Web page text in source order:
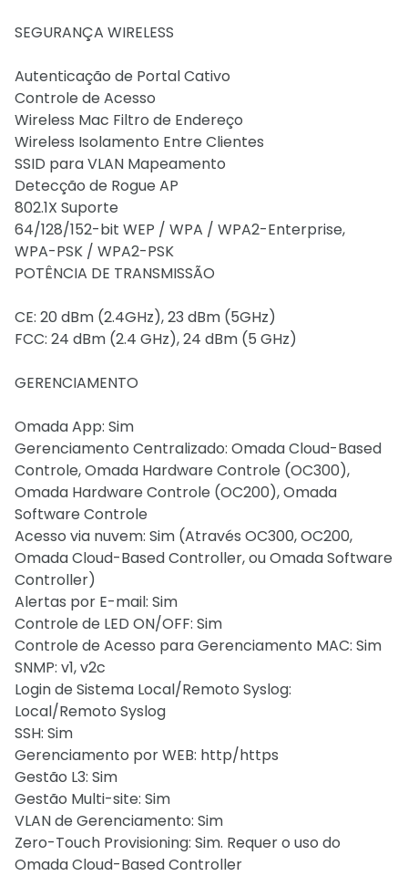
SEGURANÇA WIRELESS
Autenticação de Portal Cativo
Controle de Acesso
Wireless Mac Filtro de Endereço
Wireless Isolamento Entre Clientes
SSID para VLAN Mapeamento
Detecção de Rogue AP
802.1X Suporte
64/128/152-bit WEP / WPA / WPA2-Enterprise,
WPA-PSK / WPA2-PSK
POTÊNCIA DE TRANSMISSÃO
CE: 20 dBm (2.4GHz), 23 dBm (5GHz)
FCC: 24 dBm (2.4 GHz), 24 dBm (5 GHz)
GERENCIAMENTO
Omada App: Sim
Gerenciamento Centralizado: Omada Cloud-Based
Controle, Omada Hardware Controle (OC300),
Omada Hardware Controle (OC200), Omada
Software Controle
Acesso via nuvem: Sim (Através OC300, OC200,
Omada Cloud-Based Controller, ou Omada Software
Controller)
Alertas por E-mail: Sim
Controle de LED ON/OFF: Sim
Controle de Acesso para Gerenciamento MAC: Sim
SNMP: v1, v2c
Login de Sistema Local/Remoto Syslog:
Local/Remoto Syslog
SSH: Sim
Gerenciamento por WEB: http/https
Gestão L3: Sim
Gestão Multi-site: Sim
VLAN de Gerenciamento: Sim
Zero-Touch Provisioning: Sim. Requer o uso do
Omada Cloud-Based Controller